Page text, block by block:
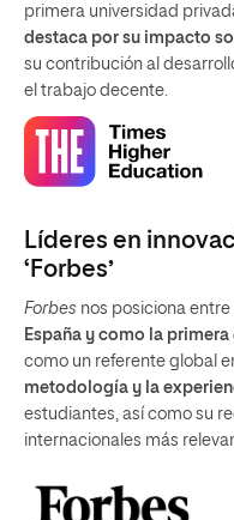
primera universidad
destaca por su impacto
su contribución al
el trabajo decente.
Líderes en
‘Forbes’
Forbes nos posiciona entre
España y como la primera
como un referente global
metodología y la
estudiantes, así como su
internacionales más